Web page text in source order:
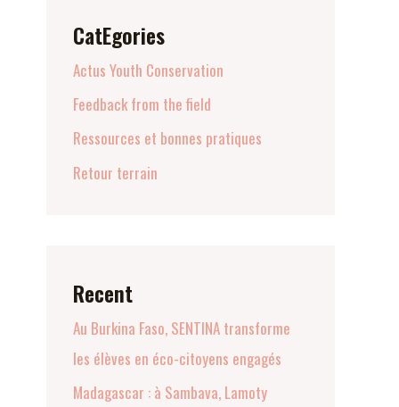
CatEgories
Actus Youth Conservation
Feedback from the field
Ressources et bonnes pratiques
Retour terrain
Recent
Au Burkina Faso, SENTINA transforme
les élèves en éco-citoyens engagés
Madagascar : à Sambava, Lamoty